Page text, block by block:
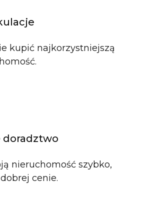
kupić najkorzystniejszą
doradztwo
nieruchomość szybko,
cenie.